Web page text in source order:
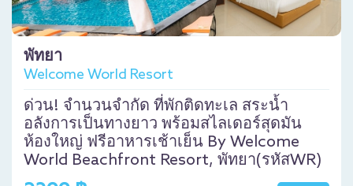
พัทยา
Welcome World Resort
ด่วน! จำนวนจำกัด ที่พักติดทะเล สระน้ำ
อลังการเป็นทางยาว พร้อมสไลเดอร์สุดมัน
ห้องใหญ่ ฟรีอาหารเช้าเย็น By Welcome
World Beachfront Resort, พัทยา(รหัสWR)